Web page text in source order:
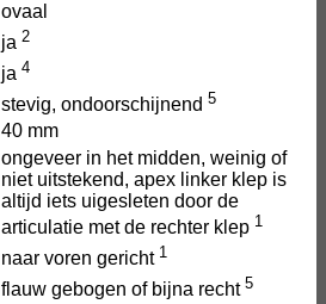
ovaal
ja 2
ja 4
stevig, ondoorschijnend 5
40 mm
ongeveer in het midden, weinig of
niet uitstekend, apex linker klep is
altijd iets uigesleten door de
articulatie met de rechter klep 1
naar voren gericht 1
flauw gebogen of bijna recht 5